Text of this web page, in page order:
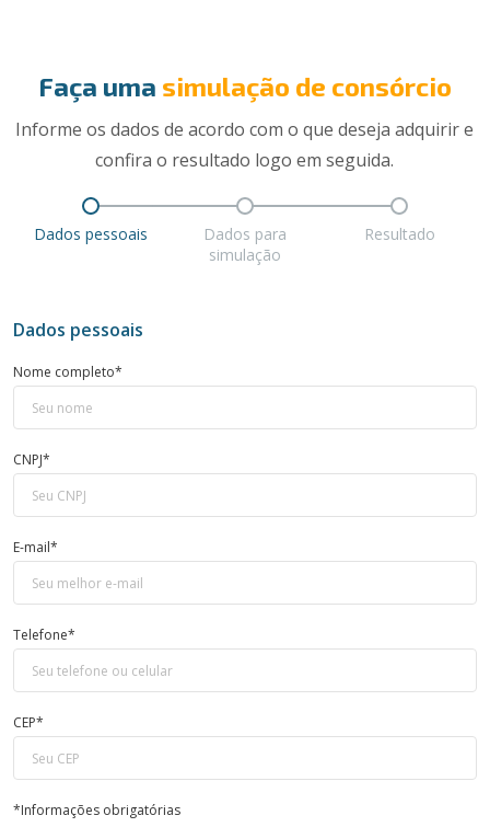
Faça uma simulação de consórcio
Informe os dados de acordo com o que deseja adquirir e
confira o resultado logo em seguida.
Dados pessoais
Dados para
simulação
Resultado
Dados pessoais
Nome completo*
CNPJ*
E-mail*
Telefone*
CEP*
*Informações obrigatórias